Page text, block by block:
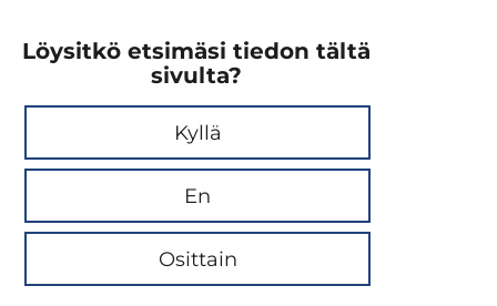
Löysitkö etsimäsi tiedon tältä
sivulta?
Kyllä
En
Osittain